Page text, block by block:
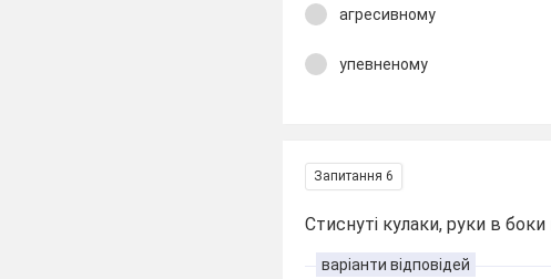
агресивному
упевненому
Запитання 6
Стиснуті кулаки, руки в
варіанти відповідей